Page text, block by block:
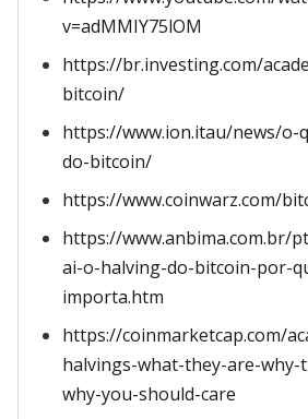
v=adMMIY75lOM
https://br.investing.com/
bitcoin/
https://www.ion.itau/news/o-
do-bitcoin/
https://www.coinwarz.com/
https://www.anbima.com.br/
ai-o-halving-do-bitcoin-por-
importa.htm
https://coinmarketcap.com/
halvings-what-they-are-why-
why-you-should-care